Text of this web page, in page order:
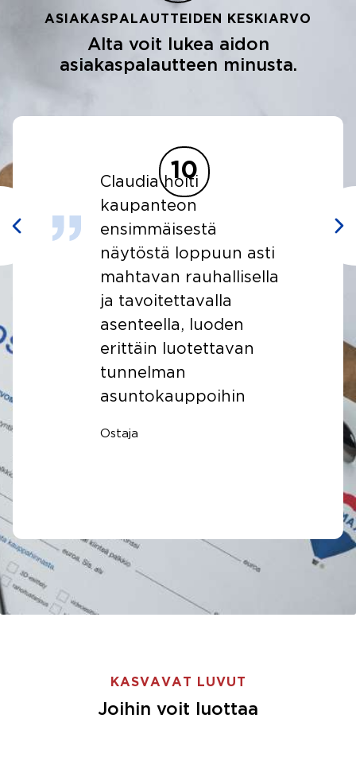
ASIAKASPALAUTTEIDEN KESKIARVO
Alta voit lukea aidon
asiakaspalautteen minusta.
asti
rauhallisella
luoden
Välittäjä oli
missä mennään.
Erittäin positiivinen
kokemus
asiointi sujui
kautta
KASVAVAT LUVUT
Joihin voit luottaa